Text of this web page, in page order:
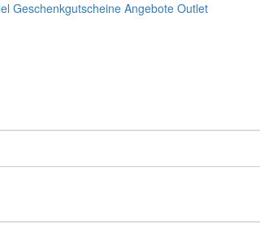
Geschenkgutscheine Angebote Outlet